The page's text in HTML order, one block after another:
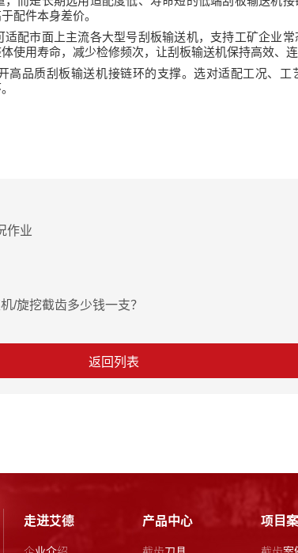
配件本身差价。
适配市面上主流各大型号刮板输送机，支持工矿企业
使用寿命，减少检修频次，让刮板输送机保持高效、连
高品质刮板输送机接链环的支撑。选对适配工况、工
作业
/旋挖截齿多少钱一支？
返回列表
走进艾德 产品中心 项目